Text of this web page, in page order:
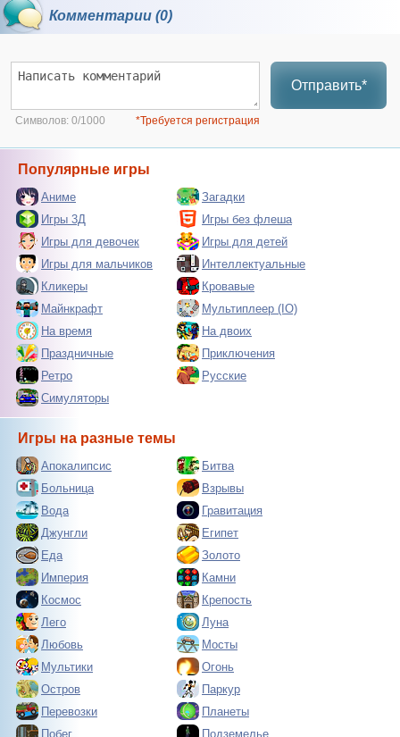
Комментарии (0)
Отправить*
Символов: 0/1000 *Требуется регистрация
Популярные игры
Аниме
Загадки
Игры 3Д
Игры без флеша
Игры для девочек
Игры для детей
Игры для мальчиков
Интеллектуальные
Кликеры
Кровавые
Майнкрафт
Мультиплеер (IO)
На время
На двоих
Праздничные
Приключения
Ретро
Русские
Симуляторы
Игры на разные темы
Апокалипсис
Битва
Больница
Взрывы
Вода
Гравитация
Джунгли
Египет
Еда
Золото
Империя
Камни
Космос
Крепость
Лего
Луна
Любовь
Мосты
Мультики
Огонь
Остров
Паркур
Перевозки
Планеты
Побег
Подземелье